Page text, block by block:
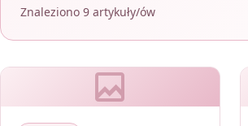
Znaleziono 9 artykuły/ów